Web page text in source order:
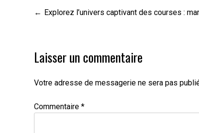
Navigation
l’article
Explorez l’univers captivant des courses :
Laisser un commentaire
Votre adresse de messagerie ne sera pas
Commentaire *